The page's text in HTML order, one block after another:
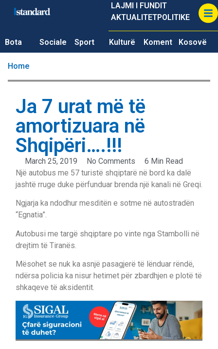
LAJMI I FUNDIT
AKTUALITETPOLITIKE
Bota Sociale Sport Kulturë Koment Kosovë
Home
Ja 7 urat më të
amortizuara në
Shqipëri….!!!
March 25, 2019 No Comments
6 Min Read
Një autobus me 57 turistë shqiptarë në bord ka dalë
jashtë rruge duke përfunduar brenda një kanali në Greqi.
Ngjarja ka ndodhur mesditën e sotme në autostradën
“Egnatia”.
Autobusi me targë shqiptare po vinte nga Stambolli në
drejtim të Tiranës.
Mësohet se nuk ka asnjë pasagjerë të lënduar rëndë,
ndërsa policia ka nisur hetimet për zbardhjen e plotë të
shkaqeve të aksidentit.